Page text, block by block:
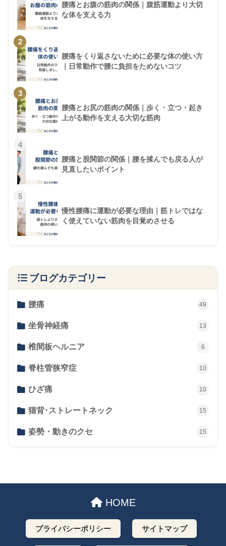
腰痛とお腹の筋肉の関係｜腹筋運動より大切
な体を支える力
2
腰痛をくり返さないために必要な体の使い方
｜日常動作で腰に負担をためないコツ
3
腰痛とお尻の筋肉の関係｜歩く・立つ・起き
上がる動作を支える大切な筋肉
4
腰痛と股関節の関係｜腰を揉んでも戻る人が
見直したいポイント
5
慢性腰痛に運動が必要な理由｜筋トレではな
く使えていない筋肉を目覚めさせる
ブログカテゴリー
腰痛 49
坐骨神経痛 13
椎間板ヘルニア 6
脊柱管狭窄症 10
ひざ痛 10
猫背･ストレートネック 15
姿勢・動きのクセ 15
HOME
プライバシーポリシー サイトマップ